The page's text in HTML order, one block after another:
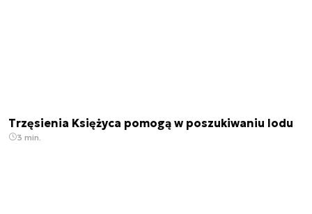
Trzęsienia Księżyca pomogą w poszukiwaniu lodu
3 min.